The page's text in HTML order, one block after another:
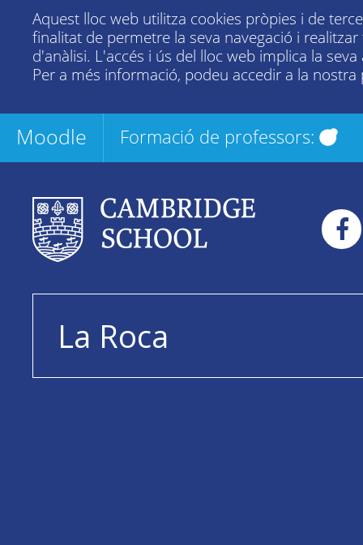
Aquest lloc web utilitza cookies pròpies i de
finalitat de permetre la seva navegació i realitzar
d'anàlisi. L'accés i ús del lloc web implica la seva
Per a més informació, podeu accedir a la nostra
Moodle Formació de professors:
La Roca